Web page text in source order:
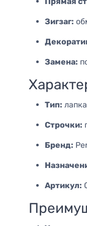
Зигзаг:
Замена:
Тип:
Строчки:
Бренд:
Артикул: